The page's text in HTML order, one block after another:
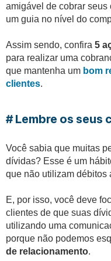
amigável de cobrar
um guia no nível do
Assim sendo, confira 5
para realizar uma
que mantenha um bom
clientes.
# Lembre os seus
Você sabia que muitas
dívidas? Esse é um
que não utilizam débitos
E, por isso, você deve
clientes de que suas
utilizando uma
porque não podemos
de relacionamento.